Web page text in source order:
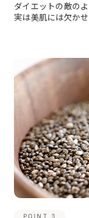
ダイエットの敵の
実は美肌には欠かせ